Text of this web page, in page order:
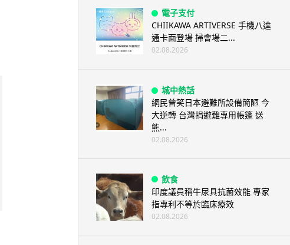
電子支付
CHIIKAWA ARTIVERSE 手機八達
通卡面登場 掃會場二...
02.08.2026
城中熱話
網民曾笑日本避難所設備簡陋 今
大逆轉 台灣捐避難專用帳篷 送
熊...
02.08.2026
飲食
印度議員稱牛尿具抗菌效能 專家
指專利不等於臨床療效
02.08.2026